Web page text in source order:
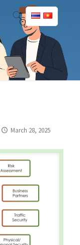
March 28, 2025